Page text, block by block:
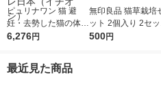
ピュリナワン 猫 避
妊・去勢した猫の体重
ケア チキン 2kg 3袋
オシ）
6,276円
無印良品 猫草栽培
ット 2個入り 2セッ
良品計画（イチオシ
500円
最近見た商品